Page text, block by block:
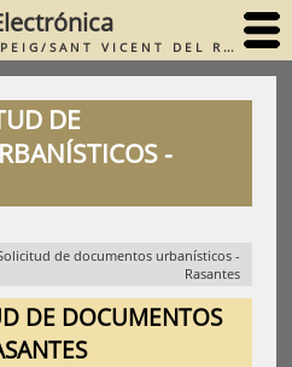
SAN VICENTE DEL RASPEIG/SANT VICENT DEL RASPEIG
DE
-
de documentos urbanísticos -
Rasantes
DE DOCUMENTOS